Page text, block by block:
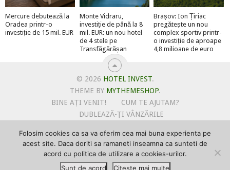
Mercure debutează la
Oradea printr-o
investiție de 15 mil. EUR
Monte Vidraru,
investiție de până la 8
mil. EUR: un nou hotel
de 4 stele pe
Transfăgărășan
Brașov: Ion Țiriac
pregătește un nou
complex sportiv printr-
o investiție de aproape
4,8 milioane de euro
© 2026 HOTEL INVEST.
THEME BY MYTHEMESHOP.
BINE AȚI VENIT!
CUM TE AJUTAM?
DUBLEAZĂ-ȚI VÂNZĂRILE
POLITICA DE UTILIZARE COOKIE-URI
PRIMEȘTI GRATUIT MEGA-CADOURI LA ABONARE
PROMOVEAZĂ-TE PE HOTELINVEST
Folosim cookies ca sa va oferim cea mai buna experienta pe
acest site. Daca doriti sa ramaneti inseamna ca sunteti de
acord cu politica de utilizare a cookies-urilor.
Sunt de acord
Citeste mai multe